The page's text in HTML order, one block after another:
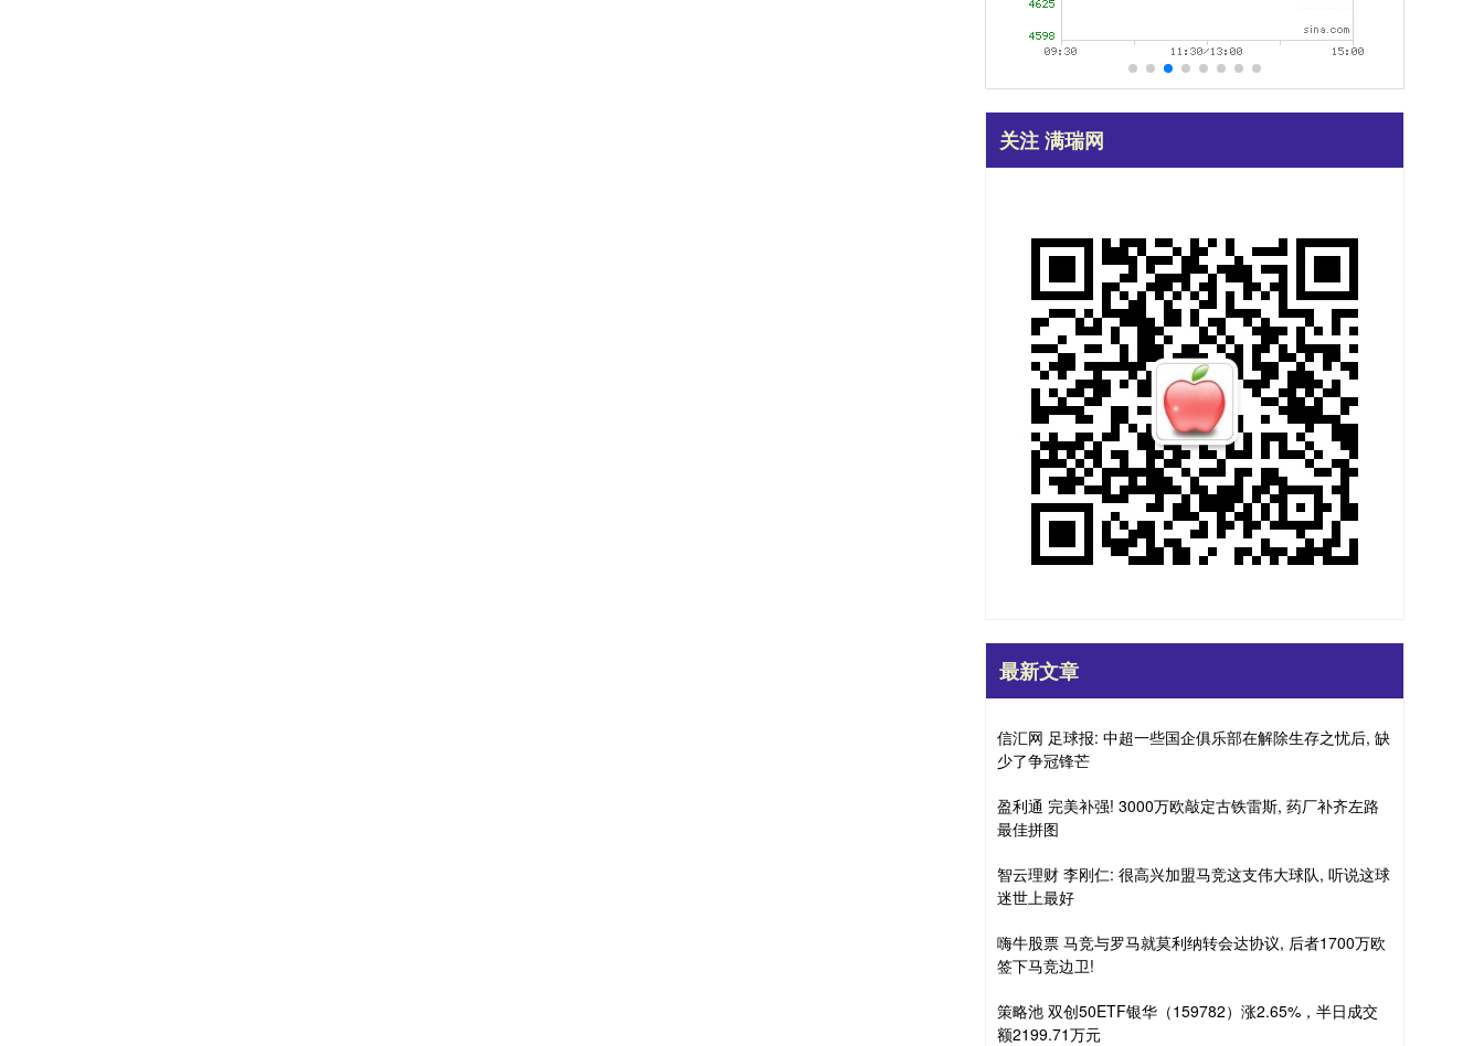
关注 满瑞网
最新文章
信汇网 足球报: 中超一些国企俱乐部在解除生存之忧后, 缺
少了争冠锋芒
盈利通 完美补强! 3000万欧敲定古铁雷斯, 药厂补齐左路
最佳拼图
智云理财 李刚仁: 很高兴加盟马竞这支伟大球队, 听说这球
迷世上最好
嗨牛股票 马竞与罗马就莫利纳转会达协议, 后者1700万欧
签下马竞边卫!
策略池 双创50ETF银华（159782）涨2.65%，半日成交
额2199.71万元